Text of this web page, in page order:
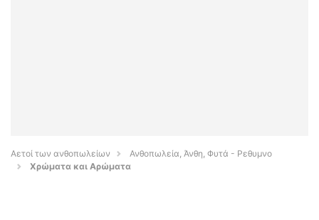
Αετοί των ανθοπωλείων
Ανθοπωλεία, Άνθη, Φυτά - Ρεθυμνο
Χρώματα και Αρώματα